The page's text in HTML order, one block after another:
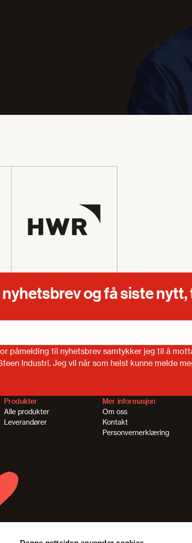
nyhetsbrev og få siste
påmelding til nyhetsbrev samtykker jeg til å
Industri. Jeg vil når som helst kunne melde
Produkter
Alle produkter
Leverandører
Mer informasjon
Om oss
Kontakt
Personvernerklæring